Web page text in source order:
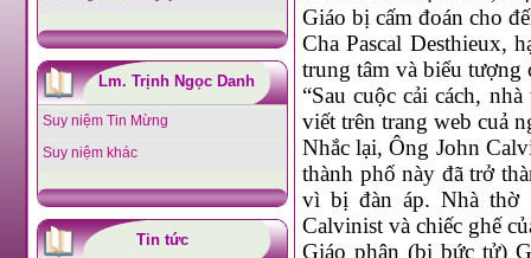
Lm. Trịnh Ngọc Danh
Suy niệm Tin Mừng
Suy niệm khác
Tin tức
Giáo bị cấm đoán cho
Cha Pascal Desthieux,
trung tâm và biểu tượng
“Sau cuộc cải cách,
viết trên trang web cuả
Nhắc lại, Ông John
thành phố này đã trở
vì bị đàn áp. Nhà thờ
Calvinist và chiếc ghế
Giáo phận (bị bức tử)